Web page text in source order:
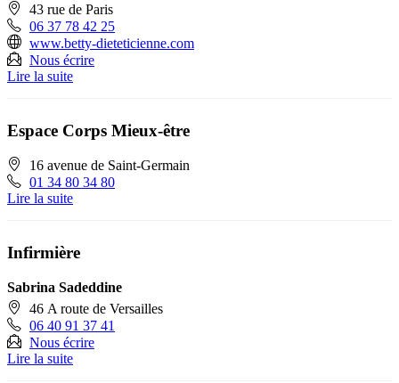
43 rue de Paris
06 37 78 42 25
www.betty-dieteticienne.com
Nous écrire
Lire la suite
Espace Corps Mieux-être
16 avenue de Saint-Germain
01 34 80 34 80
Lire la suite
Infirmière
Sabrina Sadeddine
46 A route de Versailles
06 40 91 37 41
Nous écrire
Lire la suite